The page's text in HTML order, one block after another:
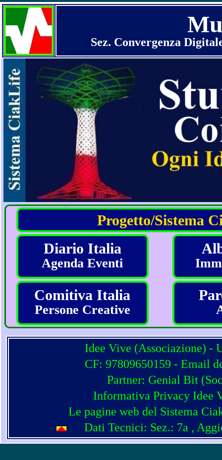
Sez. Convergenza
Progetto/Sistema
Diario Italia
Agenda Eventi
Comitiva Italia
Persone Creative
Idee Vive (Associazione) -
CF: 97809650159 - Email
Partner: Genial Bit (
Informativa Privacy Idee
Le pagine web del Sistema
Dati Tecnici: Sez.: 7a ,